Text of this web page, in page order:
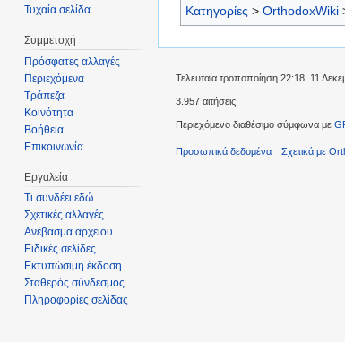
Κατηγορίες > OrthodoxWiki
Τυχαία σελίδα
Συμμετοχή
Πρόσφατες αλλαγές
Περιεχόμενα
Τράπεζα
Κοινότητα
Βοήθεια
Επικοινωνία
Εργαλεία
Τι συνδέει εδώ
Σχετικές αλλαγές
Ανέβασμα αρχείου
Ειδικές σελίδες
Εκτυπώσιμη έκδοση
Σταθερός σύνδεσμος
Πληροφορίες σελίδας
Τελευταία τροποποίηση 22:18, 11
3.957 αιτήσεις
Περιεχόμενο διαθέσιμο σύμφωνα με
Προσωπικά δεδομένα Σχετικά με